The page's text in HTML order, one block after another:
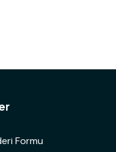
Formu